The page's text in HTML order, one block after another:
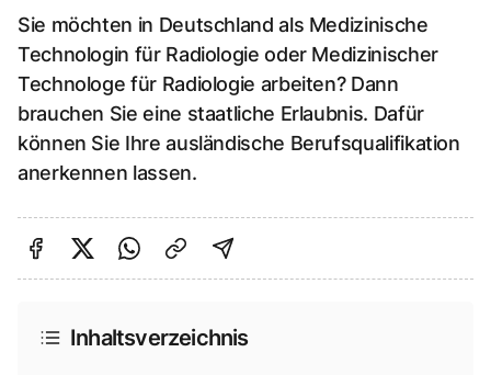
Sie möchten in Deutschland als Medizinische
Technologin für Radiologie oder Medizinischer
Technologe für Radiologie arbeiten? Dann
brauchen Sie eine staatliche Erlaubnis. Dafür
können Sie Ihre ausländische Berufsqualifikation
anerkennen lassen.
Auf Facebook teilen
Auf Twitter teilen
Per Link teilen
shareViaEmail
Inhaltsverzeichnis